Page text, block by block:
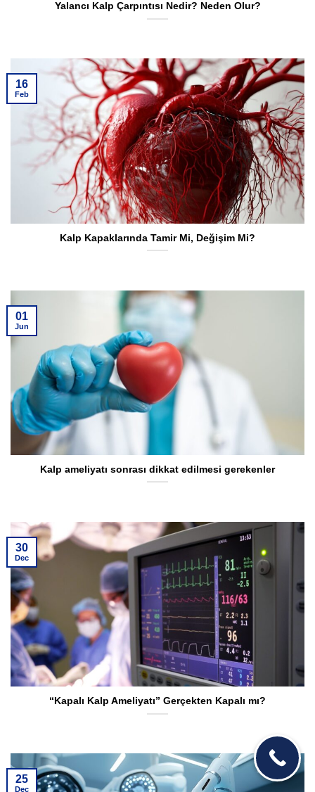
Yalancı Kalp Çarpıntısı Nedir? Neden Olur?
Kalp Kapaklarında Tamir Mi, Değişim Mi?
16
Feb
Kalp ameliyatı sonrası dikkat edilmesi gerekenler
01
Jun
“Kapalı Kalp Ameliyatı” Gerçekten Kapalı mı?
30
Dec
25
Dec